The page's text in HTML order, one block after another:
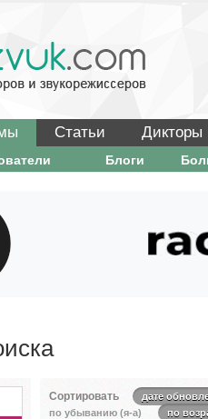
Статьи Дикторы
Блоги
Сортировать
дате
по убыванию (я-а)
по